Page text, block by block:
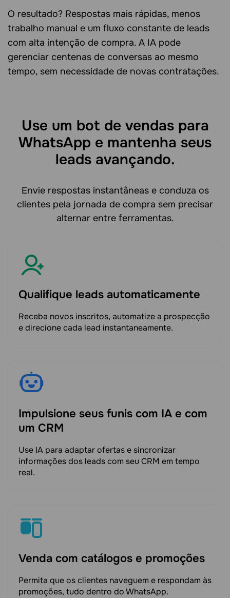
O resultado? Respostas mais rápidas, menos
trabalho manual e um fluxo constante de leads
com alta intenção de compra. A IA pode
gerenciar centenas de conversas ao mesmo
tempo, sem necessidade de novas contratações.
Use um bot de vendas para
WhatsApp e mantenha seus
leads avançando.
Envie respostas instantâneas e conduza os
clientes pela jornada de compra sem precisar
alternar entre ferramentas.
Qualifique leads automaticamente
Receba novos inscritos, automatize a prospecção
e direcione cada lead instantaneamente.
Impulsione seus funis com IA e com
um CRM
Use IA para adaptar ofertas e sincronizar
informações dos leads com seu CRM em tempo
real.
Venda com catálogos e promoções
Permita que os clientes naveguem e respondam às
promoções, tudo dentro do WhatsApp.